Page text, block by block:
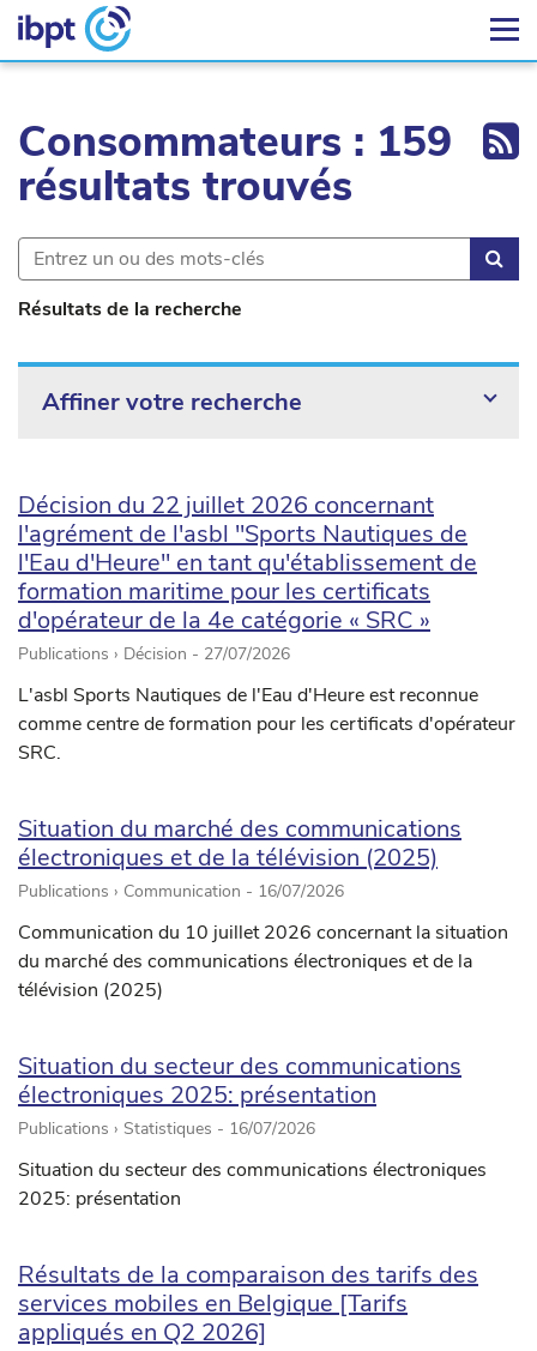
Consommateurs : 159
résultats trouvés
Résultats de la recherche
Affiner votre recherche
Décision du 22 juillet 2026 concernant
l'agrément de l'asbl "Sports Nautiques de
l'Eau d'Heure" en tant qu'établissement de
formation maritime pour les certificats
d'opérateur de la 4e catégorie « SRC »
Publications › Décision - 27/07/2026
L'asbl Sports Nautiques de l'Eau d'Heure est reconnue
comme centre de formation pour les certificats d'opérateur
SRC.
Situation du marché des communications
électroniques et de la télévision (2025)
Publications › Communication - 16/07/2026
Communication du 10 juillet 2026 concernant la situation
du marché des communications électroniques et de la
télévision (2025)
Situation du secteur des communications
électroniques 2025: présentation
Publications › Statistiques - 16/07/2026
Situation du secteur des communications électroniques
2025: présentation
Résultats de la comparaison des tarifs des
services mobiles en Belgique [Tarifs
appliqués en Q2 2026]